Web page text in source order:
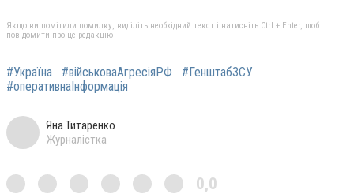
Якщо ви помітили помилку, виділіть необхідний текст і натисніть Ctrl + Enter, щоб
повідомити про це редакцію
#Україна #військоваАгресіяРФ
#ГенштабЗСУ
#оперативнаІнформація
Яна Титаренко
Журналістка
0,0